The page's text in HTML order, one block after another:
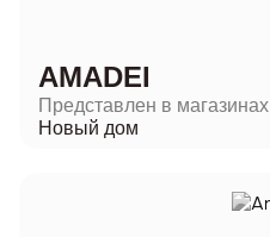
AMADEI
Представлен в магазинах
Новый дом